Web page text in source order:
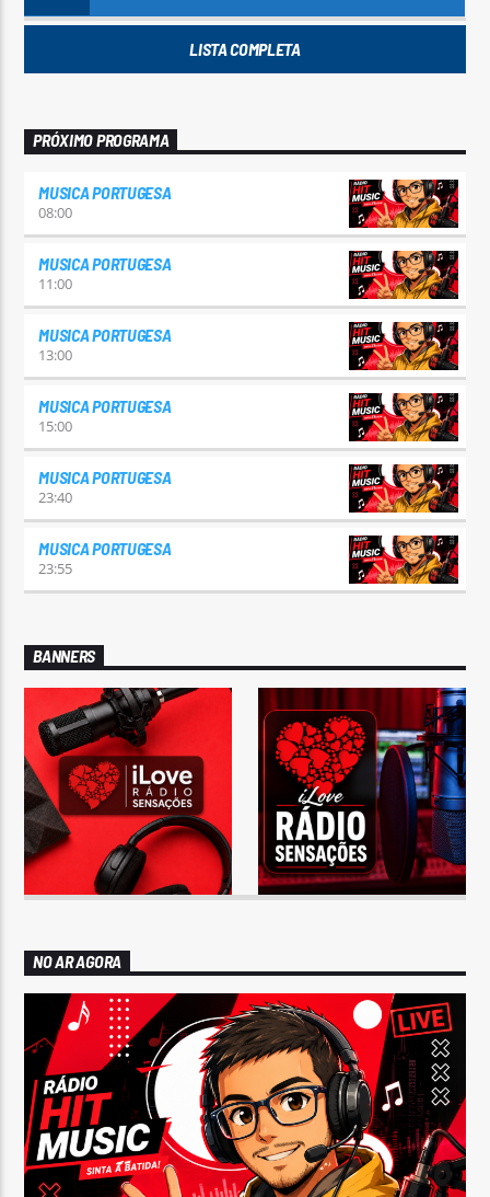
LISTA COMPLETA
PRÓXIMO PROGRAMA
MUSICA PORTUGESA
08:00
MUSICA PORTUGESA
11:00
MUSICA PORTUGESA
13:00
MUSICA PORTUGESA
15:00
MUSICA PORTUGESA
23:40
MUSICA PORTUGESA
23:55
BANNERS
NO AR AGORA